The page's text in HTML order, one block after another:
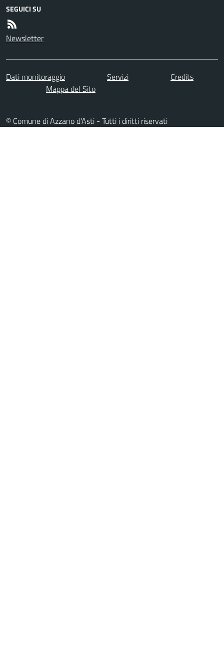
SEGUICI SU
Newsletter
Dati monitoraggio Servizi
Credits
Mappa del Sito
© Comune di Azzano d'Asti - Tutti i diritti riservati